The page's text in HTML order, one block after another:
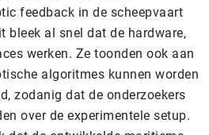
feedback in de scheepvaart
bleek al snel dat de hardware,
werken. Ze toonden ook aan
algoritmes kunnen worden
zodanig dat de onderzoekers
over de experimentele setup.